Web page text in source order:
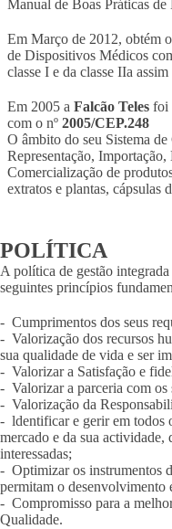
Manual de Boas Práticas
Em Março de 2012, obtém
de Dispositivos Médicos
classe I e da classe IIa
Em 2005 a Falcão Teles foi
com o nº 2005/CEP.248
O âmbito do seu Sistema
Representação,
Comercialização de
extratos e plantas, cápsulas
POLÍTICA
A política de gestão integrada
seguintes princípios
- Cumprimentos dos seus
- Valorização dos recursos
sua qualidade de vida e ser
- Valorizar a Satisfação e
- Valorizar a parceria com os
- Valorização da
- ldentificar e gerir em todos
mercado e da sua actividade,
interessadas;
- Optimizar os instrumentos
permitam o desenvolvimento
- Compromisso para a
Qualidade.